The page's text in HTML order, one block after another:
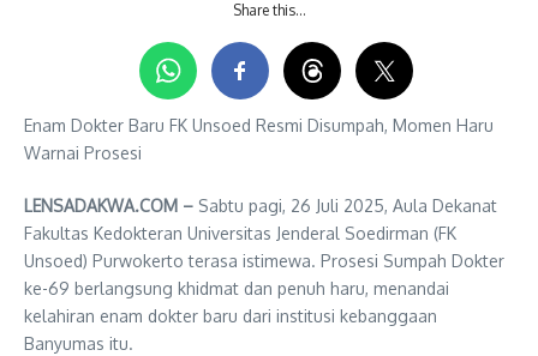
Share this…
Enam Dokter Baru FK Unsoed Resmi Disumpah, Momen Haru
Warnai Prosesi
LENSADAKWA.COM – Sabtu pagi, 26 Juli 2025, Aula Dekanat
Fakultas Kedokteran Universitas Jenderal Soedirman (FK
Unsoed) Purwokerto terasa istimewa. Prosesi Sumpah Dokter
ke-69 berlangsung khidmat dan penuh haru, menandai
kelahiran enam dokter baru dari institusi kebanggaan
Banyumas itu.